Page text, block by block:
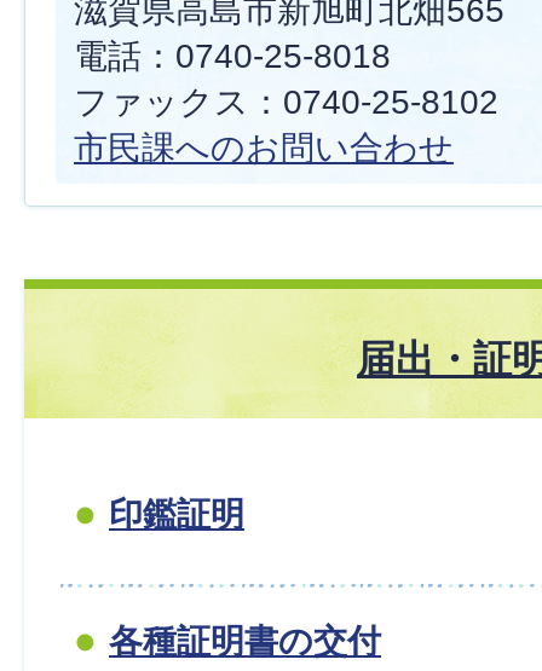
滋賀県高島市新旭町北畑565
電話：0740-25-8018
ファックス：0740-25-8102
市民課へのお問い合わせ
届出・証
印鑑証明
各種証明書の交付